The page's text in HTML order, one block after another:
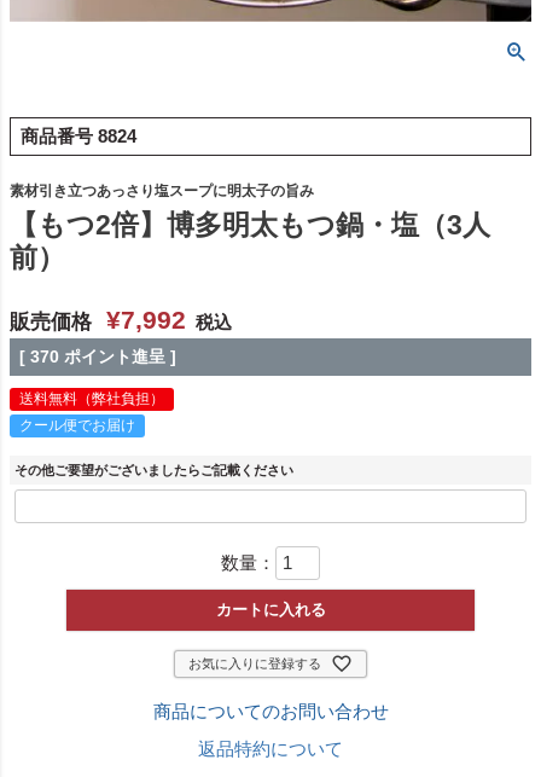
商品番号 8824
素材引き立つあっさり塩スープに明太子の旨み
【もつ2倍】博多明太もつ鍋・塩（3人
前）
販売価格 ¥7,992 税込
[ 370 ポイント進呈 ]
送料無料（弊社負担）
クール便でお届け
その他ご要望がございましたらご記載ください
数量：
カートに入れる
お気に入りに登録する
商品についてのお問い合わせ
返品特約について